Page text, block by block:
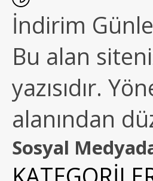
İndirim
Bu alan
yazısıdır.
alanından
Sosyal